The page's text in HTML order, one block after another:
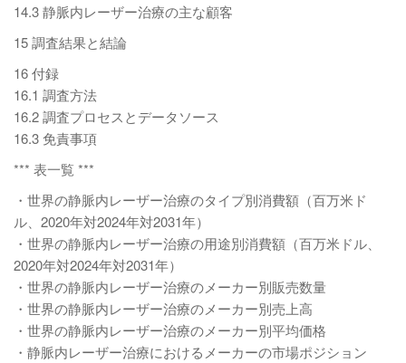
14.3 静脈内レーザー治療の主な顧客
15 調査結果と結論
16 付録
16.1 調査方法
16.2 調査プロセスとデータソース
16.3 免責事項
*** 表一覧 ***
・世界の静脈内レーザー治療のタイプ別消費額（百万米ド
ル、2020年対2024年対2031年）
・世界の静脈内レーザー治療の用途別消費額（百万米ドル、
2020年対2024年対2031年）
・世界の静脈内レーザー治療のメーカー別販売数量
・世界の静脈内レーザー治療のメーカー別売上高
・世界の静脈内レーザー治療のメーカー別平均価格
・静脈内レーザー治療におけるメーカーの市場ポジション